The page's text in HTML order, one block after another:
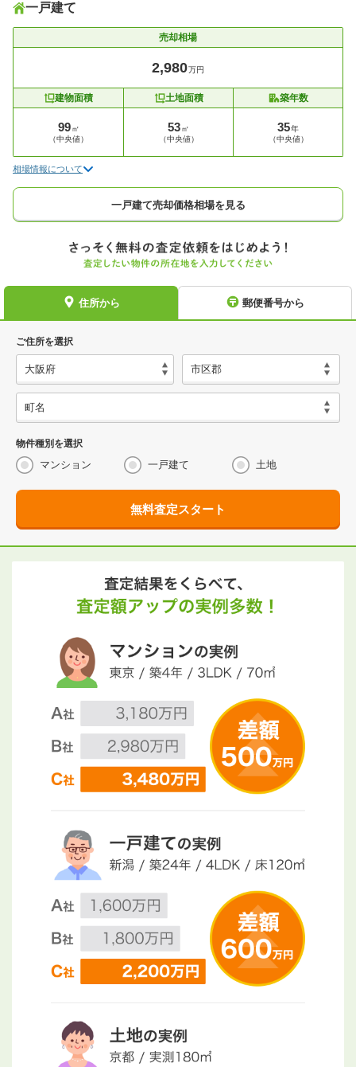
一戸建て
売却相場
2,980万円
建物面積
99 ㎡
（中央値）
土地面積
53㎡
（中央値）
築年数
35年
（中央値）
相場情報について
一戸建て売却価格相場を見る
住所から 郵便番号から
ご住所を選択
物件種別を選択
マンション 一戸建て 土地
無料査定スタート